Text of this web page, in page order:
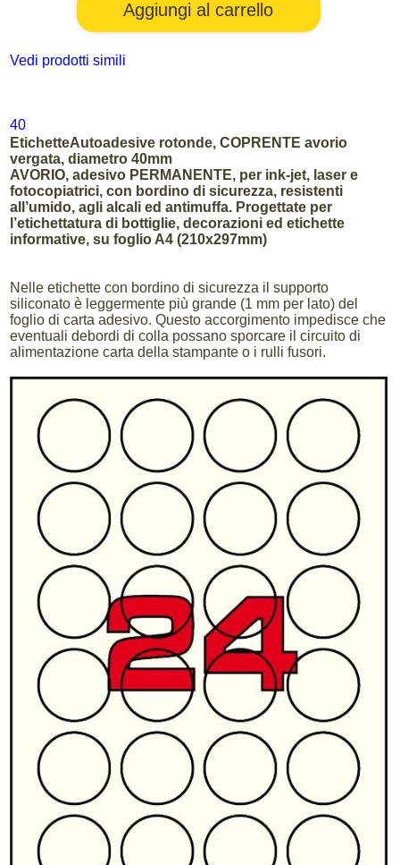
Vedi prodotti simili
40
EtichetteAutoadesive rotonde, COPRENTE avorio
vergata, diametro 40mm
AVORIO, adesivo PERMANENTE, per ink-jet, laser e
fotocopiatrici, con bordino di sicurezza, resistenti
all’umido, agli alcali ed antimuffa. Progettate per
l’etichettatura di bottiglie, decorazioni ed etichette
informative, su foglio A4 (210x297mm)
Nelle etichette con bordino di sicurezza il supporto
siliconato è leggermente più grande (1 mm per lato) del
foglio di carta adesivo. Questo accorgimento impedisce che
eventuali debordi di colla possano sporcare il circuito di
alimentazione carta della stampante o i rulli fusori.